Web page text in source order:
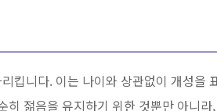
킵니다. 이는 나이와 상관없이 개성을
젊음을 유지하기 위한 것뿐만 아니라